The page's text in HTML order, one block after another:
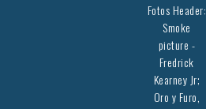
Fotos Header:
Smoke
picture -
Fredrick
Kearney Jr;
Oro y Furo,